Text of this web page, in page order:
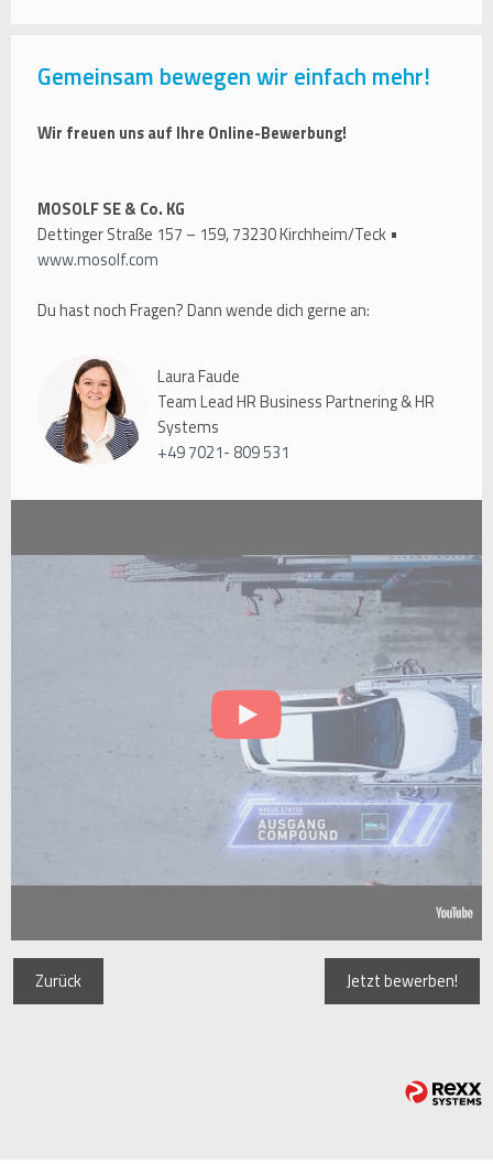
Gemeinsam bewegen wir einfach mehr!
Wir freuen uns auf Ihre Online-Bewerbung!
MOSOLF SE & Co. KG
Dettinger Straße 157 – 159, 73230 Kirchheim/Teck •
www.mosolf.com
Du hast noch Fragen? Dann wende dich gerne an:
Laura Faude
Team Lead HR Business Partnering & HR
Systems
+49 7021- 809 531
Zurück Jetzt bewerben!